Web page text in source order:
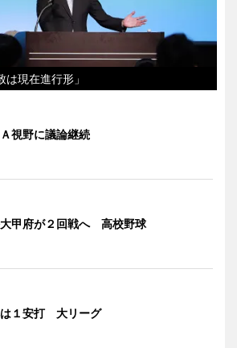
現在進行形」
視野に議論継続
甲府が２回戦へ 高校野球
１安打 大リーグ